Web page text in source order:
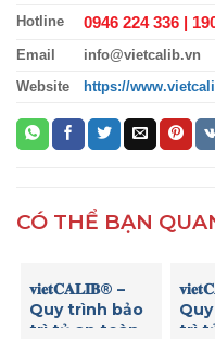
Hotline 0946 224 336 |
Email info@vietcalib.vn
Website https://
CÓ THỂ BẠN
𝐯𝐢𝐞𝐭𝐂𝐀𝐋𝐈𝐁® –
Quy trình bảo
trì tủ an toàn
trì